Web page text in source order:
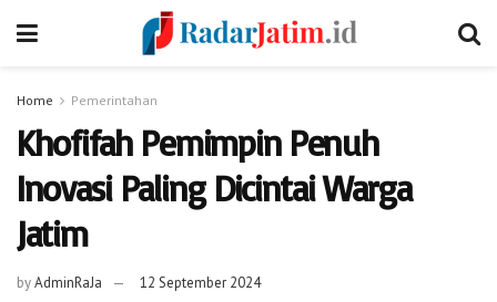
Home Pemerintahan
Khofifah Pemimpin Penuh
Inovasi Paling Dicintai Warga
Jatim
byAdminRaJa 12 September 2024